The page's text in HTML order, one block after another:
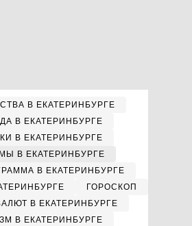
В ЕКАТЕРИНБУРГЕ
В ЕКАТЕРИНБУРГЕ
В ЕКАТЕРИНБУРГЕ
В ЕКАТЕРИНБУРГЕ
В ЕКАТЕРИНБУРГЕ
ГОРОСКОП
В ЕКАТЕРИНБУРГЕ
В ЕКАТЕРИНБУРГЕ